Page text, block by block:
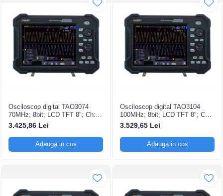
Osciloscop digital TAO3074
70MHz; 8bit; LCD TFT 8"; Ch: 4;
1Gsps; 40Mpts compatibil cu
Măsurători automate
3.425,86 Lei
Adauga in cos
Osciloscop digital TAO3104
100MHz; 8bit; LCD TFT 8"; Ch:
4; 1Gsps; 40Mpts inclus in
Analiză semnal
3.529,65 Lei
Adauga in cos